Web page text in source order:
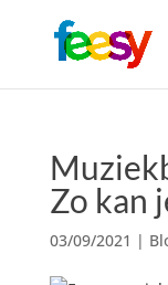
Zo kan
03/09/2021 |